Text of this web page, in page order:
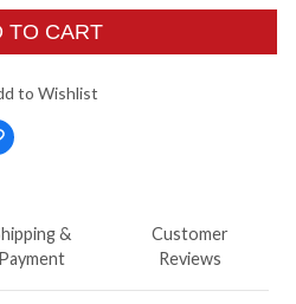
TO CART
to Wishlist
&
Payment
Customer
Reviews